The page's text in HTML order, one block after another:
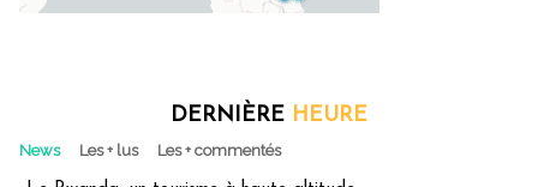
DERNIÈRE HEURE
News Les + lus Les + commentés